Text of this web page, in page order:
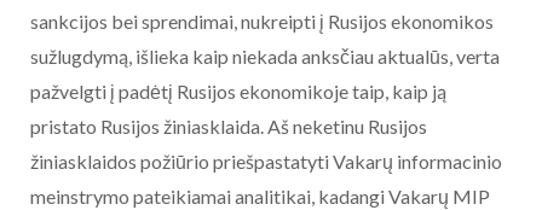
sankcijos bei sprendimai, nukreipti į Rusijos ekonomikos
sužlugdymą, išlieka kaip niekada anksčiau aktualūs, verta
pažvelgti į padėtį Rusijos ekonomikoje taip, kaip ją
pristato Rusijos žiniasklaida. Aš neketinu Rusijos
žiniasklaidos požiūrio priešpastatyti Vakarų informacinio
meinstrymo pateikiamai analitikai, kadangi Vakarų MIP